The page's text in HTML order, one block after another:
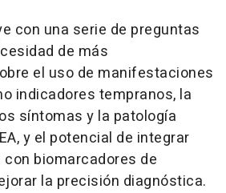
con una serie de preguntas
de más
el uso de manifestaciones
indicadores tempranos, la
síntomas y la patología
y el potencial de integrar
biomarcadores de
la precisión diagnóstica.